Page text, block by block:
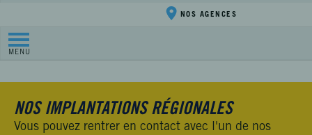
MENU
NOS AGENCES
NOS IMPLANTATIONS RÉGIONALES
Vous pouvez rentrer en contact avec l'un de nos